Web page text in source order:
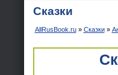
Сказки
AllRusBook.ru» Сказки»